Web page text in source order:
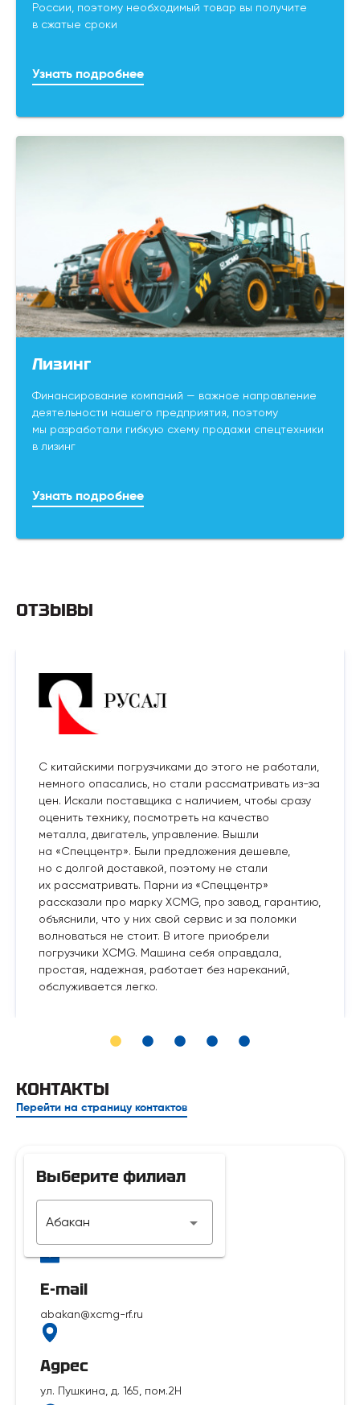
России, поэтому необходимый товар вы получите
в сжатые сроки
Узнать подробнее
Лизинг
Финансирование компаний — важное направление
деятельности нашего предприятия, поэтому
мы разработали гибкую схему продажи спецтехники
в лизинг
Узнать подробнее
ОТЗЫВЫ
С китайскими погрузчиками до этого не работали,
немного опасались, но стали рассматривать из-за
цен. Искали поставщика с наличием, чтобы сразу
оценить технику, посмотреть на качество
металла, двигатель, управление. Вышли
на «Спеццентр». Были предложения дешевле,
но с долгой доставкой, поэтому не стали
их рассматривать. Парни из «Спеццентр»
рассказали про марку XCMG, про завод, гарантию,
объяснили, что у них свой сервис и за поломки
волноваться не стоит. В итоге приобрели
погрузчики XCMG. Машина себя оправдала,
простая, надежная, работает без нареканий,
обслуживается легко.
КОНТАКТЫ
Перейти на страницу контактов
Выберите филиал
Абакан
Телефон
E-mail
abakan@xcmg-rf.ru
Адрес
ул. Пушкина, д. 165, пом.2Н